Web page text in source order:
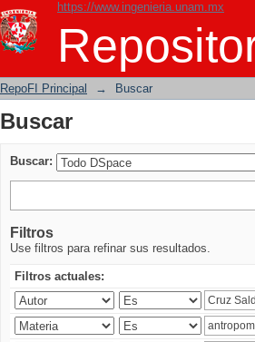
https://www.ingenieria.unam.mx
Buscar
RepoFI Principal → Buscar
Buscar
Buscar:
Filtros
Use filtros para refinar sus resultados.
Filtros actuales: